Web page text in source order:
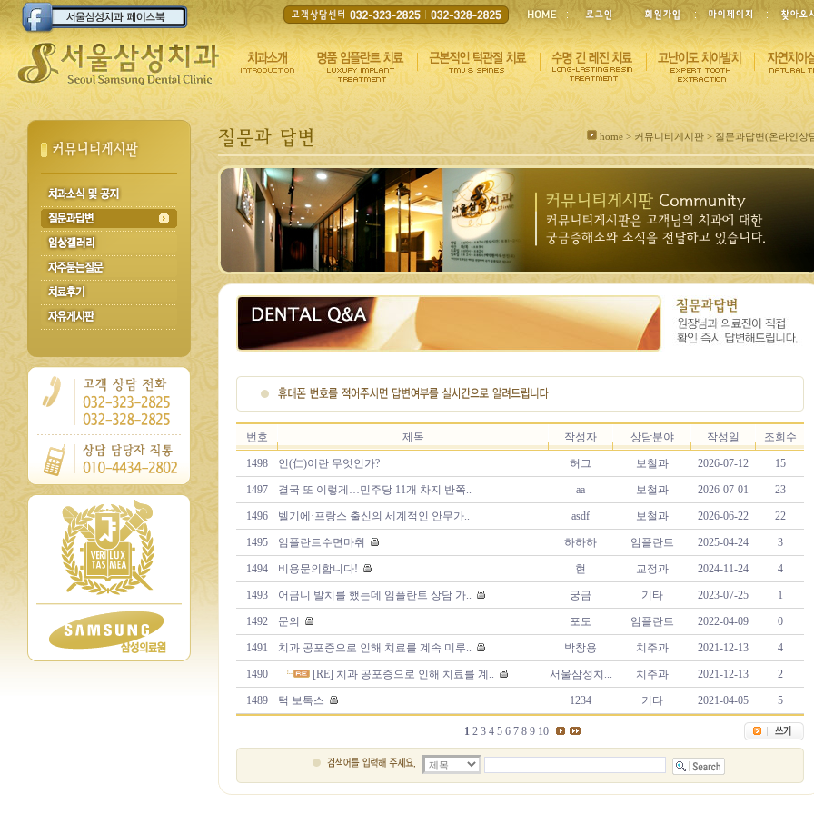
home > 커뮤니티게시판 > 질문과답변(온라인상
번호 제목 작성자 상담분야 작성일 조회수
1498 인(仁)이란 무엇인가? 허그 보철과 2026-07-12 15
1497 결국 또 이렇게…민주당 11개 차지 반쪽.. aa 보철과 2026-07-01 23
1496 벨기에·프랑스 출신의 세계적인 안무가.. asdf 보철과 2026-06-22 22
1495 임플란트수면마취 하하하 임플란트 2025-04-24 3
1494 비용문의합니다! 현 교정과 2024-11-24 4
1493 어금니 발치를 했는데 임플란트 상담 가.. 궁금 기타 2023-07-25 1
1492 문의 포도 임플란트 2022-04-09 0
1491 치과 공포증으로 인해 치료를 계속 미루.. 박창용 치주과 2021-12-13 4
1490 [RE] 치과 공포증으로 인해 치료를 계.. 서울삼성치... 치주과 2021-12-13 2
1489 턱 보톡스 1234 기타 2021-04-05 5
1 2 3 4 5 6 7 8 9 10